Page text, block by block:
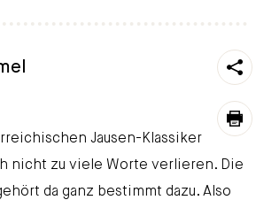
Jausen-Klassiker
nicht zu viele Worte verlieren. Die
da ganz bestimmt dazu. Also